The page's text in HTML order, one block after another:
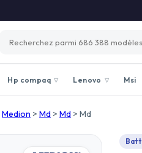
Hp compaq ▽ Lenovo ▽ Msi
Medion > Md > Md > Md